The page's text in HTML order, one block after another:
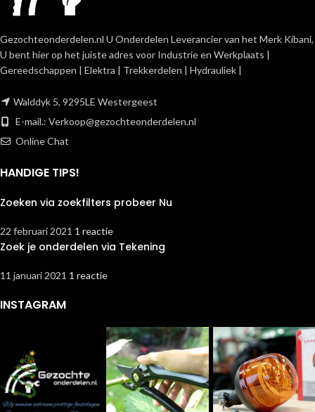
Gezochteonderdelen.nl U Onderdelen Leverancier van het Merk Kibani,
U bent hier op het juiste adres voor Industrie en Werkplaats |
Gereedschappen | Elektra | Trekkerdelen | Hydrauliek |
Walddyk 5, 9295LE Westergeest
E-mail.: Verkoop@gezochteonderdelen.nl
Online Chat
HANDIGE TIPS!
Zoeken via zoekfilters probeer Nu
22 februari 2021 1 reactie
Zoek je onderdelen via Tekening
11 januari 2021 1 reactie
INSTAGRAM